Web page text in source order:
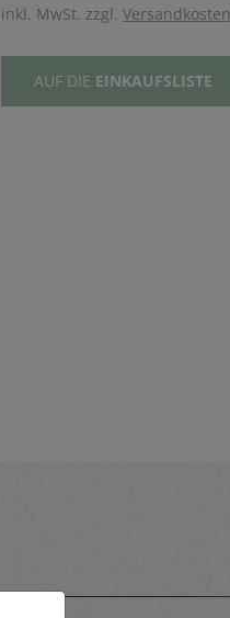
inkl. MwSt. zzgl.Versandkosten
AUF DIE EINKAUFSLISTE